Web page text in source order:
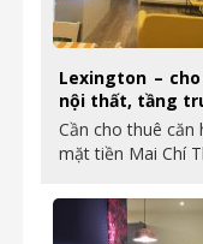
Lexington –
nội thất, tầng
Cần cho thuê căn
mặt tiền Mai Chí